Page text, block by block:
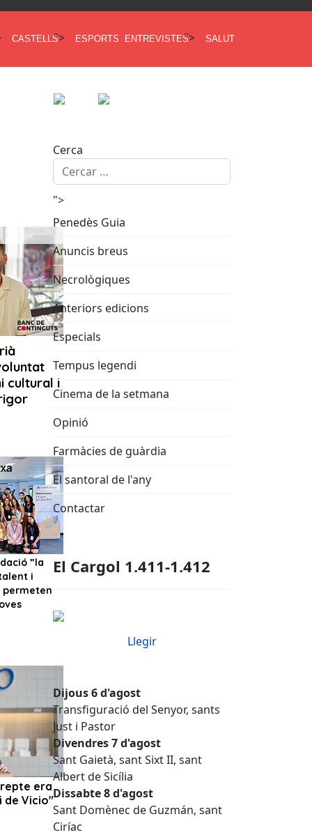
CASTELLS"> ESPORTS ENTREVISTES"> SALUT
Cerca
">
Penedès Guia
Anuncis breus
Necrològiques
Anteriors edicions
Especials
Tempus legendi
Cinema de la setmana
Opinió
Farmàcies de guàrdia
El santoral de l'any
Contactar
El Cargol 1.411-1.412
Llegir
Dijous 6 d'agost
Transfiguració del Senyor, sants
Just i Pastor
Divendres 7 d'agost
Sant Gaietà, sant Sixt II, sant
Albert de Sicília
Dissabte 8 d'agost
Sant Domènec de Guzmán, sant
Ciríac